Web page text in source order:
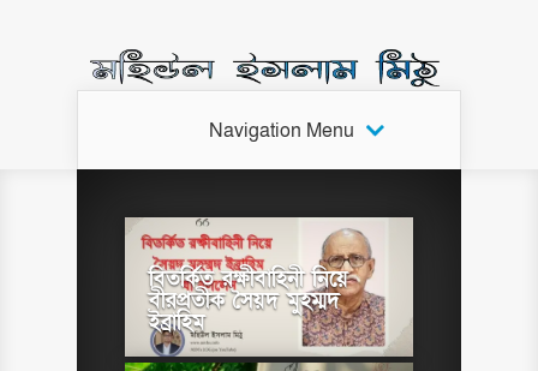
Navigation Menu
বিতর্কিত রক্ষীবাহিনী নিয়ে
বীরপ্রতীক সৈয়দ মুহম্মদ
ইব্রাহিম